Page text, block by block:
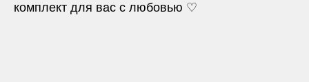
комплект для вас с любовью ♡